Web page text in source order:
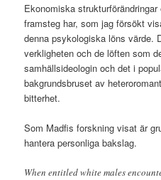
Ekonomiska
framsteg har, som jag försökt
denna psykologiska löns värde.
verkligheten och de löften som
samhällsideologin och det i
bakgrundsbruset av
bitterhet.
Som Madfis forskning visat är
hantera personliga bakslag.
When entitled white males